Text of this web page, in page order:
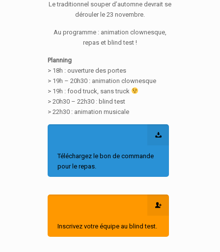
Le traditionnel souper d’automne devrait se
dérouler le 23 novembre.
Au programme : animation clownesque,
repas et blind test !
Planning
> 18h : ouverture des portes
> 19h – 20h30 : animation clownesque
> 19h : food truck, sans truck
> 20h30 – 22h30 : blind test
> 22h30 : animation musicale
Téléchargez le bon de commande
pour le repas.
Inscrivez votre équipe au blind test.